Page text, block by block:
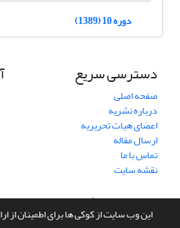
این وب سایت از کوکی ها برای اطمینان از
دوره 10 (1389)
دسترسی سریع
صفحه اصلی
درباره نشریه
اعضای هیات تحریریه
ارسال مقاله
تماس با ما
نقشه سایت
سامانه مدیریت نشریات علمی.طراحی و